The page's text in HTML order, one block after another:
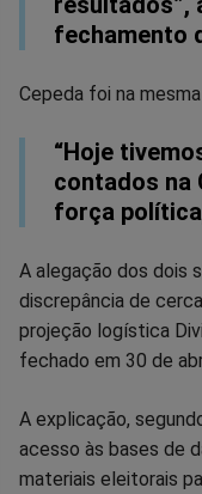
fechamento
Cepeda foi na
“Hoje
contados na
força
A alegação dos dois
discrepância de
projeção logística
fechado em 30 de
A explicação,
acesso às bases de
materiais eleitorais